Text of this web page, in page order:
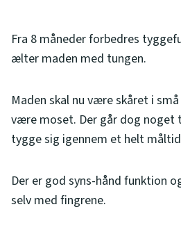
Fra 8 måneder forbedres
ælter maden med tungen.
Maden skal nu være skåret i
være moset. Der går dog noget
tygge sig igennem et helt
Der er god syns-hånd funktion
selv med fingrene.